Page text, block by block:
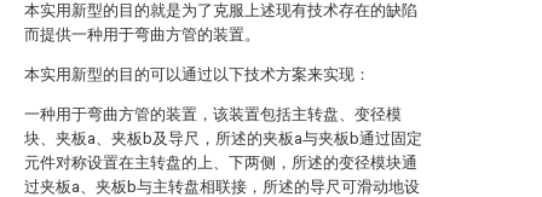
本实用新型的目的就是为了克服上述现有技术存在的缺陷
而提供一种用于弯曲方管的装置。
本实用新型的目的可以通过以下技术方案来实现：
一种用于弯曲方管的装置，该装置包括主转盘、变径模
块、夹板a、夹板b及导尺，所述的夹板a与夹板b通过固定
元件对称设置在主转盘的上、下两侧，所述的变径模块通
过夹板a、夹板b与主转盘相联接，所述的导尺可滑动地设